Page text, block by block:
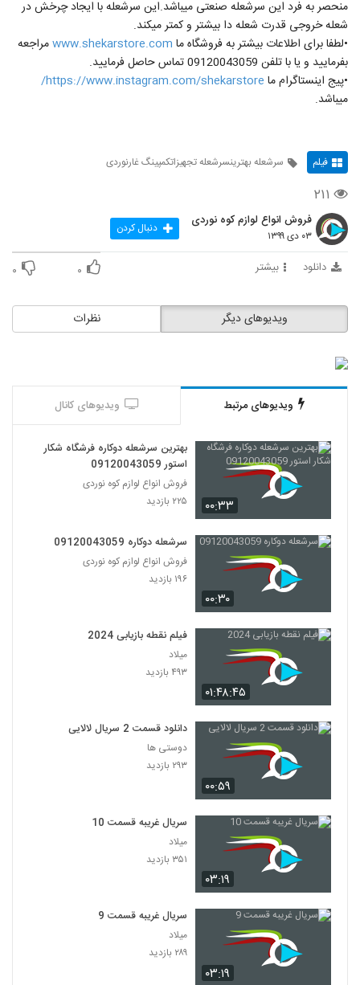
منحصر به فرد این سرشعله صنعتی میباشد.این سرشعله با ایجاد چرخش در
شعله خروجی قدرت شعله دا بیشتر و کمتر میکند.
•لطفا برای اطلاعات بیشتر به فروشگاه ما www.shekarstore.comمراجعه
بفرمایید و یا با تلفن 09120043059 تماس حاصل فرمایید.
•پیج اینستاگرام ما https://www.instagram.com/shekarstore/
میباشد.
فیلم سرشعله بهترینسرشعله تجهیزاتکمپینگ غارنوردی
۲۱۱
فروش انواع لوازم کوه نوردی
۰۳ دی ۱۳۹۹ دنبال کردن
دانلود بیشتر ۰ ۰
نظرات ویدیوهای دیگر
ویدیوهای مرتبط ویدیوهای کانال
۰۰:۳۳
بهترین سرشعله دوکاره فرشگاه شکار
استور 09120043059
فروش انواع لوازم کوه نوردی
۲۲۵ بازدید
۰۰:۳۰
سرشعله دوکاره 09120043059
فروش انواع لوازم کوه نوردی
۱۹۶ بازدید
۰۱:۴۸:۴۵
فیلم نقطه بازیابی 2024
میلاد
۴۹۳ بازدید
۰۰:۵۹
دانلود قسمت 2 سریال لالایی
دوستی ها
۲۹۳ بازدید
۰۳:۱۹
سریال غریبه قسمت 10
میلاد
۳۵۱ بازدید
۰۳:۱۹
سریال غریبه قسمت 9
میلاد
۲۸۹ بازدید